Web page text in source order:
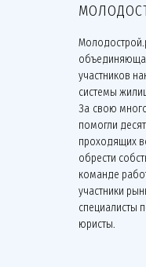
участников
системы
За свою
помогли
проходящих
обрести
команде
участники
специалисты
юристы.